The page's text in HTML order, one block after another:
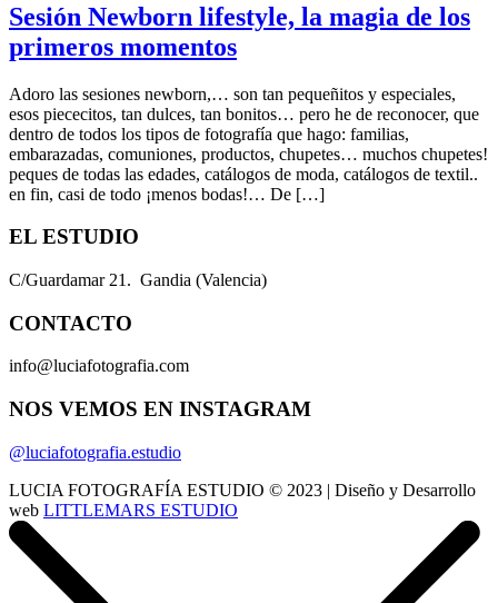
Sesión Newborn lifestyle, la magia de los
primeros momentos
Adoro las sesiones newborn,… son tan pequeñitos y especiales,
esos piececitos, tan dulces, tan bonitos… pero he de reconocer, que
dentro de todos los tipos de fotografía que hago: familias,
embarazadas, comuniones, productos, chupetes… muchos chupetes!
peques de todas las edades, catálogos de moda, catálogos de textil..
en fin, casi de todo ¡menos bodas!… De […]
EL ESTUDIO
C/Guardamar 21. Gandia (Valencia)
CONTACTO
info@luciafotografia.com
NOS VEMOS EN INSTAGRAM
@luciafotografia.estudio
LUCIA FOTOGRAFÍA ESTUDIO © 2023 | Diseño y Desarrollo
web LITTLEMARS ESTUDIO